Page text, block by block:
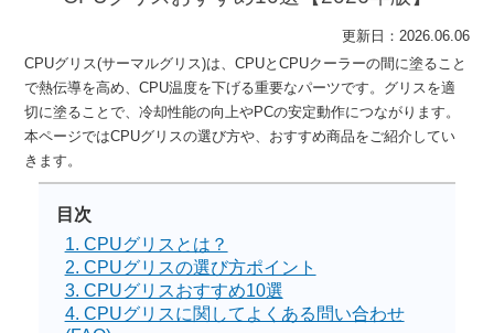
更新日：2026.06.06
CPUグリス(サーマルグリス)は、CPUとCPUクーラーの間に塗ること
で熱伝導を高め、CPU温度を下げる重要なパーツです。グリスを適
切に塗ることで、冷却性能の向上やPCの安定動作につながります。
本ページではCPUグリスの選び方や、おすすめ商品をご紹介してい
きます。
目次
1. CPUグリスとは？
2. CPUグリスの選び方ポイント
3. CPUグリスおすすめ10選
4. CPUグリスに関してよくある問い合わせ